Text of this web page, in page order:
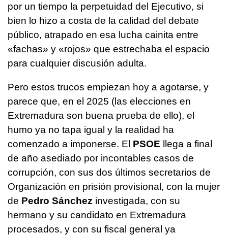
por un tiempo la perpetuidad del Ejecutivo, si
bien lo hizo a costa de la calidad del debate
público, atrapado en esa lucha cainita entre
«fachas» y «rojos» que estrechaba el espacio
para cualquier discusión adulta.
Pero estos trucos empiezan hoy a agotarse, y
parece que, en el 2025 (las elecciones en
Extremadura son buena prueba de ello), el
humo ya no tapa igual y la realidad ha
comenzado a imponerse. El PSOE llega a final
de año asediado por incontables casos de
corrupción, con sus dos últimos secretarios de
Organización en prisión provisional, con la mujer
de Pedro Sánchez investigada, con su
hermano y su candidato en Extremadura
procesados, y con su fiscal general ya